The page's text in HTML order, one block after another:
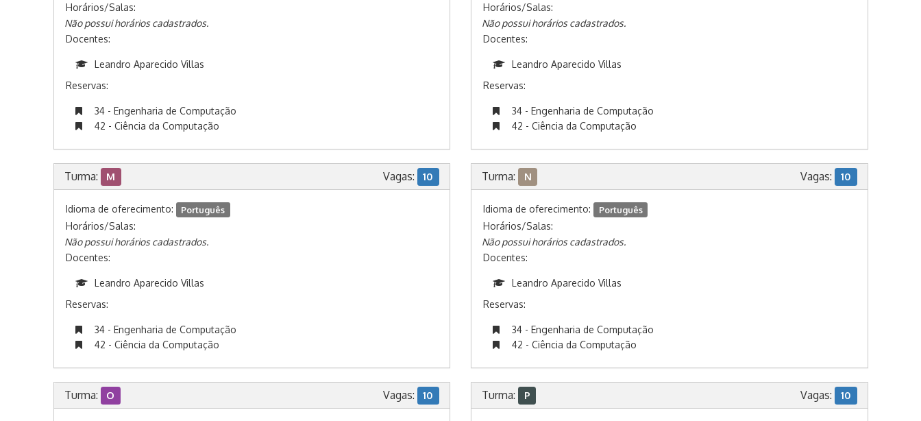
Horários/Salas:
Não possui horários cadastrados.
Docentes:
Leandro Aparecido Villas
Reservas:
34 - Engenharia de Computação
42 - Ciência da Computação
Horários/Salas:
Não possui horários cadastrados.
Docentes:
Leandro Aparecido Villas
Reservas:
34 - Engenharia de Computação
42 - Ciência da Computação
Turma: M Vagas: 10
Idioma de oferecimento: Português
Horários/Salas:
Não possui horários cadastrados.
Docentes:
Leandro Aparecido Villas
Reservas:
34 - Engenharia de Computação
42 - Ciência da Computação
Turma: N Vagas: 10
Idioma de oferecimento: Português
Horários/Salas:
Não possui horários cadastrados.
Docentes:
Leandro Aparecido Villas
Reservas:
34 - Engenharia de Computação
42 - Ciência da Computação
Turma: O Vagas: 10 Turma: P Vagas: 10